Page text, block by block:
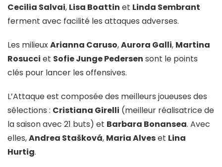
Cecilia Salvai, Lisa Boattin et Linda Sembrant
ferment avec facilité les attaques adverses.
Les milieuxArianna Caruso,Aurora Galli, Martina
Rosucci et Sofie Junge Pedersen sont le points
clés pour lancer les offensives.
L’Attaque est composée des meilleurs joueuses des
sélections : Cristiana Girelli (meilleur réalisatrice de
la saison avec 21 buts) et Barbara Bonansea. Avec
elles,Andrea Stašková, Maria Alveset Lina
Hurtig.